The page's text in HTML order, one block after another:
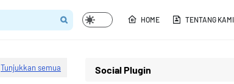
HOME TENTANG KAMI
Tunjukkan semua Social Plugin